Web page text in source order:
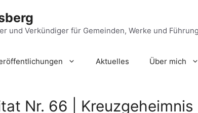
und Verkündiger für Gemeinden, Werke und
Aktuelles Über mich
Nr. 66 | Kreuzgeheimnis